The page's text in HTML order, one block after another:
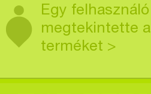
Egy felhasználó
megtekintette a
terméket >